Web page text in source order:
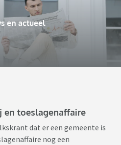
en actueel
en toeslagenaffaire
dat er een gemeente is
nog een